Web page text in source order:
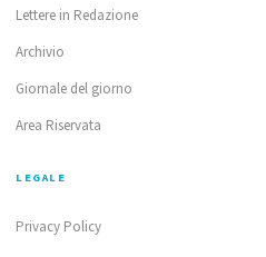
Lettere in Redazione
Archivio
Giornale del giorno
Area Riservata
LEGALE
Privacy Policy